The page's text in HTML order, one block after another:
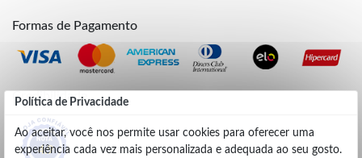
Política de Privacidade
Ao aceitar, você nos permite usar cookies para oferecer uma
experiência cada vez mais personalizada e adequada ao seu gosto.
Formas de Pagamento
Credibilidade
4.9